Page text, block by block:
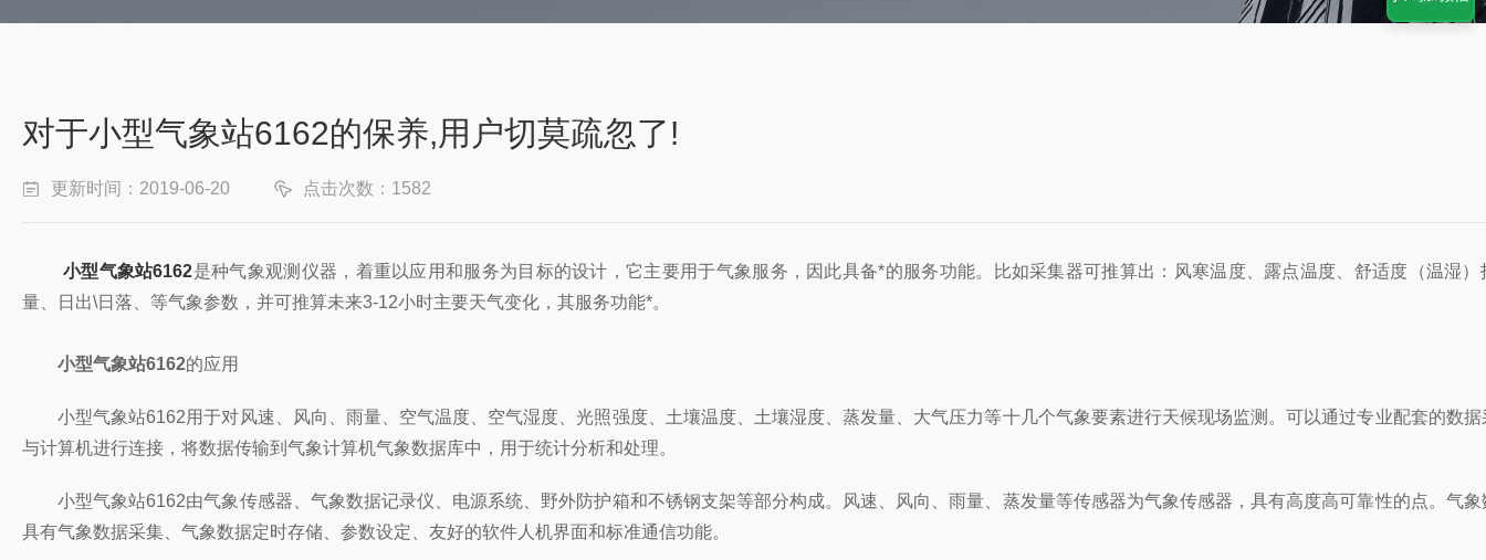
对于小型气象站6162的保养,用户切莫疏忽了!
更新时间：2019-06-20 点击次数：1582
小型气象站6162是种气象观测仪器，着重以应用和服务为目标的设计，它主要用于气象服务，因此具备*的服务功能。比如采集器可推算出：风寒温度、露点温度、舒适度（温湿）
量、日出\日落、等气象参数，并可推算未来3-12小时主要天气变化，其服务功能*。
小型气象站6162的应用
小型气象站6162用于对风速、风向、雨量、空气温度、空气湿度、光照强度、土壤温度、土壤湿度、蒸发量、大气压力等十几个气象要素进行天候现场监测。可以通过专业配套的数据
与计算机进行连接，将数据传输到气象计算机气象数据库中，用于统计分析和处理。
小型气象站6162由气象传感器、气象数据记录仪、电源系统、野外防护箱和不锈钢支架等部分构成。风速、风向、雨量、蒸发量等传感器为气象传感器，具有高度高可靠性的点。气象
具有气象数据采集、气象数据定时存储、参数设定、友好的软件人机界面和标准通信功能。